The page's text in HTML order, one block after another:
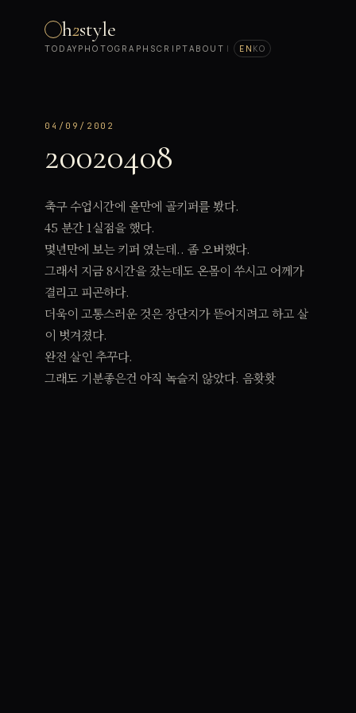
h2style
TODAY PHOTOGRAPH SCRIPTABOUT | EN KO
04/09/2002
20020408
축구 수업시간에 올만에 골키퍼를 봤다.
45 분간 1실점을 했다.
몇년만에 보는 키퍼 였는데.. 좀 오버했다.
그래서 지금 8시간을 잤는데도 온몸이 쑤시고 어께가
결리고 피곤하다.
더욱이 고통스러운 것은 장단지가 뜯어지려고 하고 살
이 벗겨졌다.
완전 살인 추꾸다.
그래도 기분좋은건 아직 녹슬지 않았다. 음홧홧